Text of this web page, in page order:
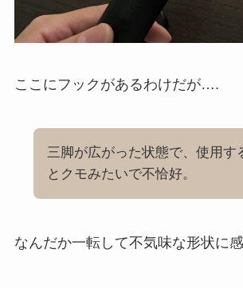
ここにフックがあるわけだが….
三脚が広がった状態で、使用す
とクモみたいで不恰好。
なんだか一転して不気味な形状に感